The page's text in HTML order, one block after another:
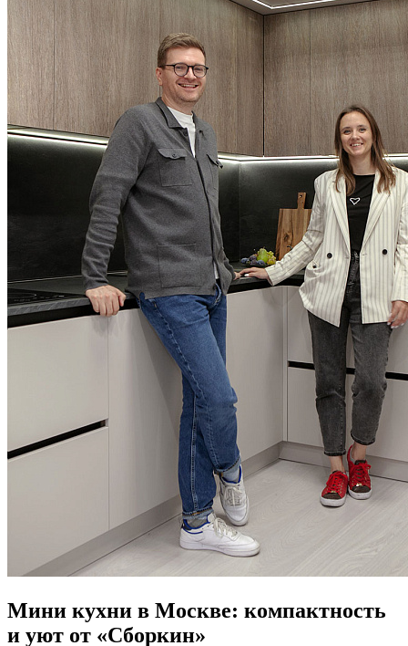
Мини кухни в Москве: компактность
и уют от «Сборкин»